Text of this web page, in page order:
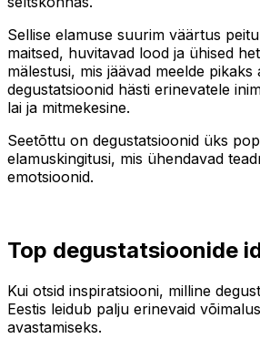
Sellise elamuse suurim väärtus
maitsed, huvitavad lood ja ühised
mälestusi, mis jäävad meelde pikaks
degustatsioonid hästi erinevatele
lai ja mitmekesine.
Seetõttu on degustatsioonid üks
elamuskingitusi, mis ühendavad
emotsioonid.
Top degustatsioonide
Kui otsid inspiratsiooni, milline
Eestis leidub palju erinevaid
avastamiseks.